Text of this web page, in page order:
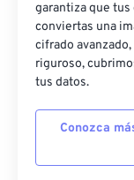
garantiza que tus
conviertas una
cifrado
riguroso,
tus datos.
Conozca